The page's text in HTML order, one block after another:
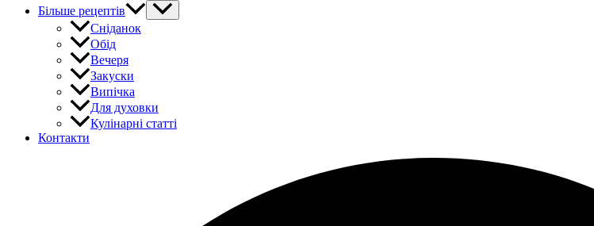
Більше рецептів
Сніданок
Обід
Вечеря
Закуски
Випічка
Для духовки
Кулінарні статті
Контакти